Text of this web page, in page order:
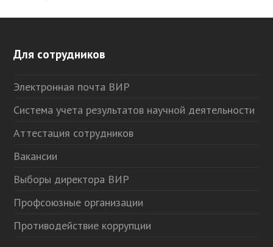
Для сотрудников
Электронная почта ВИР
Система учета результатов научной деятельности
Аттестация сотрудников
Вакансии
Выборы директора ВИР
Профсоюзные организации
Противодействие коррупции